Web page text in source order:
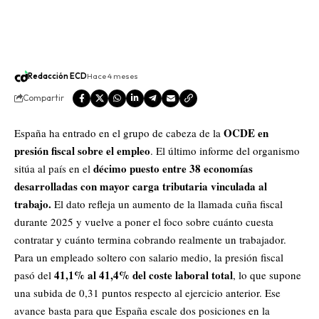
Redacción ECDHace 4 meses
Compartir
España ha entrado en el grupo de cabeza de la OCDE en
presión fiscal sobre el empleo. El último informe del organismo
sitúa al país en el décimo puesto entre 38 economías
desarrolladascon mayor carga tributaria vinculada al
trabajo. El dato refleja un aumento de la llamada cuña fiscal
durante 2025 y vuelve a poner el foco sobre cuánto cuesta
contratar y cuánto termina cobrando realmente un trabajador.
Para un empleado soltero con salario medio, la presión fiscal
pasó del 41,1% al 41,4% del coste laboral total, lo que supone
una subida de 0,31 puntos respecto al ejercicio anterior. Ese
avance basta para que España escale dos posiciones en la